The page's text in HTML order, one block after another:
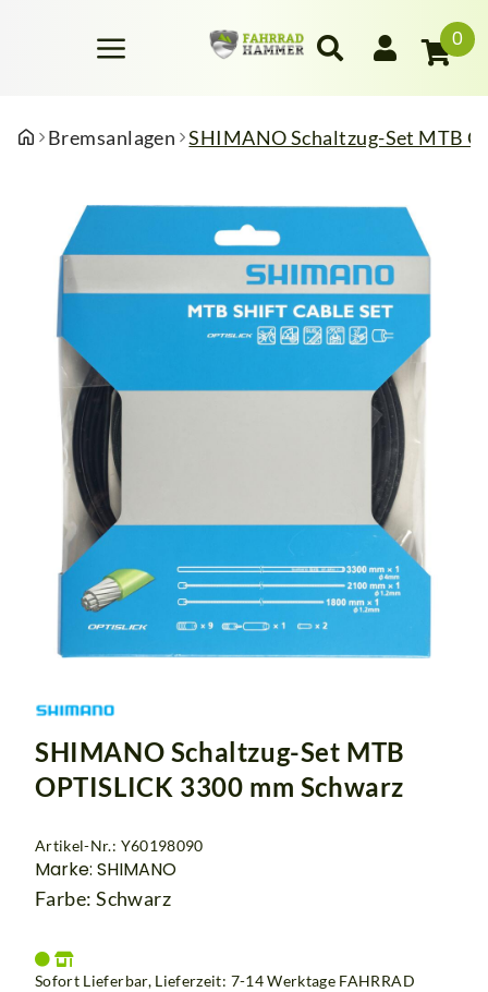
0
Bremsanlagen SHIMANO Schaltzug-Set MTB
SHIMANO Schaltzug-Set MTB
OPTISLICK 3300 mm Schwarz
Artikel-Nr.: Y60198090
Marke: SHIMANO
Farbe: Schwarz
Sofort Lieferbar, Lieferzeit: 7-14 Werktage FAHRRAD